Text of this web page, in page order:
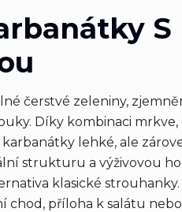
S
čerstvé zeleniny,
Díky kombinaci
lehké, ale
strukturu a výživovou
klasické strouhanky.
chod, příloha k salátu nebo